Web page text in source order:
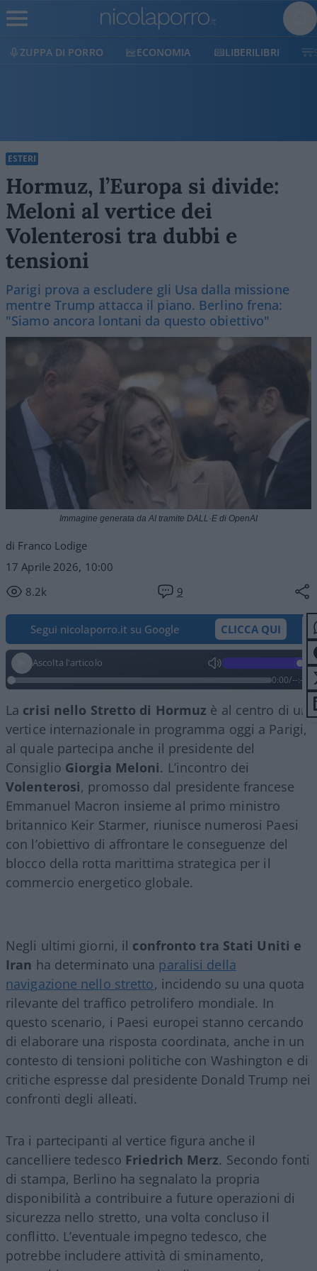
ZUPPA DI PORRO ECONOMIA LIBERILIBRI
ESTERI
Hormuz, l’Europa si divide:
Meloni al vertice dei
Volenterosi tra dubbi e
tensioni
Parigi prova a escludere gli Usa dalla missione
mentre Trump attacca il piano. Berlino frena:
"Siamo ancora lontani da questo obiettivo"
di Franco Lodige
17 Aprile 2026, 10:00
8.2k
9
Immagine generata da AI tramite DALL·E di OpenAI
Segui nicolaporro.it su Google CLICCA QUI
Ascolta l'articolo
0:00/--:--
La crisi nello Stretto di Hormuz è al centro di un
vertice internazionale in programma oggi a Parigi,
al quale partecipa anche il presidente del
Consiglio Giorgia Meloni. L’incontro dei
Volenterosi, promosso dal presidente francese
Emmanuel Macron insieme al primo ministro
britannico Keir Starmer, riunisce numerosi Paesi
con l’obiettivo di affrontare le conseguenze del
blocco della rotta marittima strategica per il
commercio energetico globale.
Negli ultimi giorni, il confronto tra Stati Uniti e
Iran ha determinato una paralisi della
navigazione nello stretto, incidendo su una quota
rilevante del traffico petrolifero mondiale. In
questo scenario, i Paesi europei stanno cercando
di elaborare una risposta coordinata, anche in un
contesto di tensioni politiche con Washington e di
critiche espresse dal presidente Donald Trump nei
confronti degli alleati.
Tra i partecipanti al vertice figura anche il
cancelliere tedesco Friedrich Merz. Secondo fonti
di stampa, Berlino ha segnalato la propria
disponibilità a contribuire a future operazioni di
sicurezza nello stretto, una volta concluso il
conflitto. L’eventuale impegno tedesco, che
potrebbe includere attività di sminamento,